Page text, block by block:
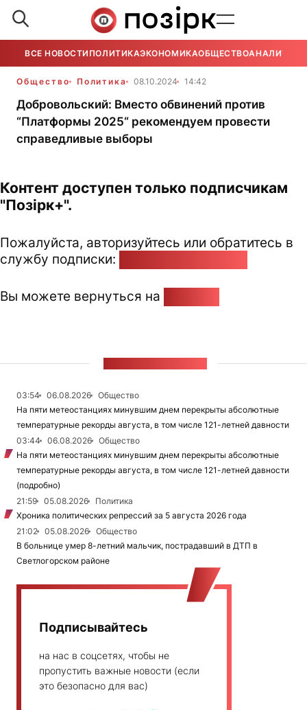
ВСЕ НОВОСТИ ПОЛИТИКАЭКОНОМИКАОБЩЕСТВОАНАЛИТИКА
Общество Политика 08.10.2024 14:42
Добровольский: Вместо обвинений против
“Платформы 2025“ рекомендуем провести
справедливые выборы
Контент доступен только подписчикам
"Позірк+".
Пожалуйста, авторизуйтесь или обратитесь в
службу подписки:
Вы можете вернуться на
03:54 06.08.2026
Общество
На пяти метеостанциях минувшим днем перекрыты абсолютные
температурные рекорды августа, в том числе 121-летней давности
03:44
06.08.2026
Общество
На пяти метеостанциях минувшим днем перекрыты абсолютные
температурные рекорды августа, в том числе 121-летней давности
(подробно)
21:59
05.08.2026
Политика
Хроника политических репрессий за 5 августа 2026 года
21:02
05.08.2026
Общество
В больнице умер 8-летний мальчик, пострадавший в ДТП в
Светлогорском районе
Подписывайтесь
на нас в соцсетях, чтобы не
пропустить важные новости (если
это безопасно для вас)